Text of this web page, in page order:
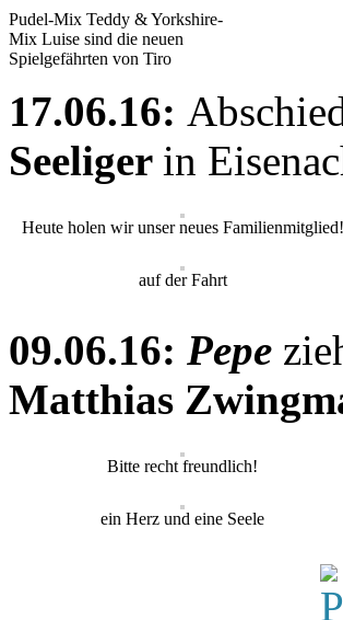
Pudel-Mix Teddy & Yorkshire-
Mix Luise sind die neuen
Spielgefährten von Tiro
17.06.16:
Seeliger in
Heute holen wir unser neues Familienmitglied!
auf der Fahrt
09.06.16: Pepe
Matthias
Bitte recht freundlich!
ein Herz und eine Seele